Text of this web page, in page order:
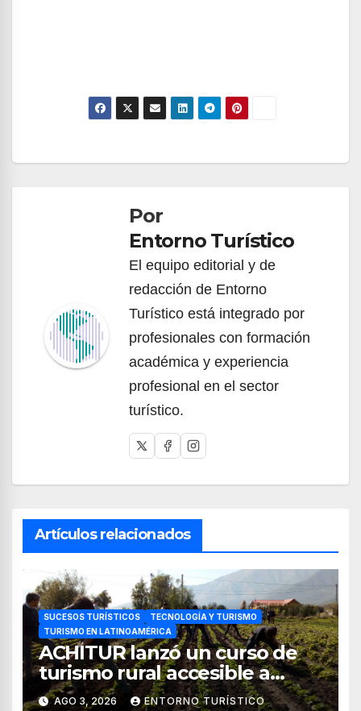
entradasPor
Entorno Turístico
El equipo editorial y de
redacción de Entorno
Turístico está integrado por
profesionales con formación
académica y experiencia
profesional en el sector
turístico.
Artículos relacionados
SUCESOS TURÍSTICOS
TECNOLOGÍA Y TURISMO
TURISMO EN LATINOAMÉRICA
ACHITUR lanzó un curso de
turismo rural accesible a
través de WhatsApp
AGO 3, 2026 ENTORNO TURÍSTICO